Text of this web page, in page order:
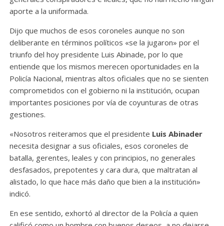
aporte a la uniformada.
Dijo que muchos de esos coroneles aunque no son
deliberante en términos políticos «se la jugaron» por el
triunfo del hoy presidente Luis Abinade, por lo que
entiende que los mismos merecen oportunidades en la
Policía Nacional, mientras altos oficiales que no se sienten
comprometidos con el gobierno ni la institución, ocupan
importantes posiciones por vía de coyunturas de otras
gestiones.
«Nosotros reiteramos que el presidente Luis Abinader
necesita designar a sus oficiales, esos coroneles de
batalla, gerentes, leales y con principios, no generales
desfasados, prepotentes y cara dura, que maltratan al
alistado, lo que hace más daño que bien a la institución»
indicó.
En ese sentido, exhortó al director de la Policía a quien